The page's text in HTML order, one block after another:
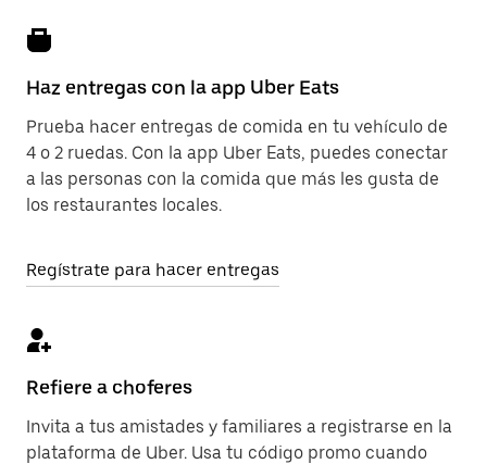
Haz entregas con la app Uber Eats
Prueba hacer entregas de comida en tu vehículo de
4 o 2 ruedas. Con la app Uber Eats, puedes conectar
a las personas con la comida que más les gusta de
los restaurantes locales.
Regístrate para hacer entregas
Refiere a choferes
Invita a tus amistades y familiares a registrarse en la
plataforma de Uber. Usa tu código promo cuando